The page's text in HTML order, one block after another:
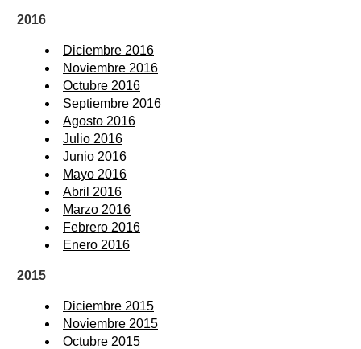
2016
Diciembre 2016
Noviembre 2016
Octubre 2016
Septiembre 2016
Agosto 2016
Julio 2016
Junio 2016
Mayo 2016
Abril 2016
Marzo 2016
Febrero 2016
Enero 2016
2015
Diciembre 2015
Noviembre 2015
Octubre 2015